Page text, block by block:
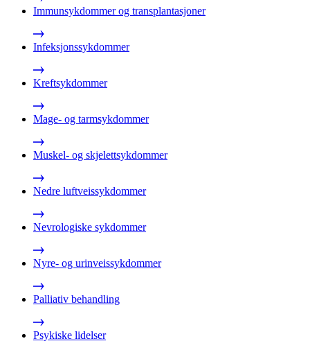
Immunsykdommer og transplantasjoner
Infeksjonssykdommer
Kreftsykdommer
Mage- og tarmsykdommer
Muskel- og skjelettsykdommer
Nedre luftveissykdommer
Nevrologiske sykdommer
Nyre- og urinveissykdommer
Palliativ behandling
Psykiske lidelser